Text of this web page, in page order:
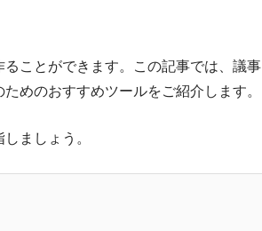
ことができます。この記事では、議事
めのおすすめツールをご紹介します。
ましょう。